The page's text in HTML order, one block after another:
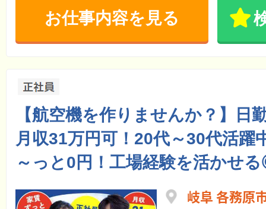
お仕事内容を見る
【航空機を作りませんか？】日
月収31万円可！20代～30代活
～っと0円！工場経験を活かせ
岐阜 各務原